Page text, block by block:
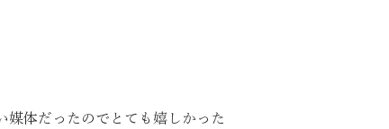
体だったのでとても嬉しかった